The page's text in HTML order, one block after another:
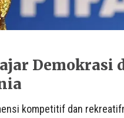
Demokrasi
kompetitif dan